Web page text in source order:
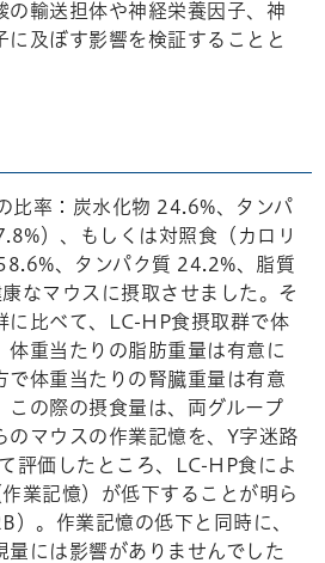
の輸送担体や神経栄養因子、神
に及ぼす影響を検証することと
比率：炭水化物 24.6%、タンパ
）、もしくは対照食（カロリ
、タンパク質 24.2%、脂質
なマウスに摂取させました。そ
に比べて、LC-HP食摂取群で体
体重当たりの脂肪重量は有意に
で体重当たりの腎臓重量は有意
この際の摂食量は、両グループ
のマウスの作業記憶を、Y字迷路
評価したところ、LC-HP食によ
業記憶）が低下することが明ら
）。作業記憶の低下と同時に、
量には影響がありませんでした